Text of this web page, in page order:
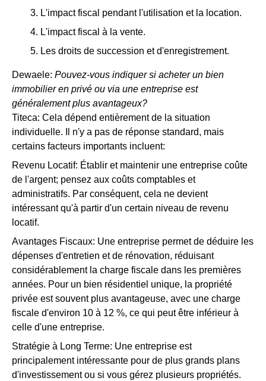
L'impact fiscal pendant l'utilisation et la location.
L'impact fiscal à la vente.
Les droits de succession et d'enregistrement.
Dewaele: Pouvez-vous indiquer si acheter un bien
immobilier en privé ou via une entreprise est
généralement plus avantageux?
Titeca: Cela dépend entièrement de la situation
individuelle. Il n'y a pas de réponse standard, mais
certains facteurs importants incluent:
Revenu Locatif: Établir et maintenir une entreprise coûte
de l'argent; pensez aux coûts comptables et
administratifs. Par conséquent, cela ne devient
intéressant qu'à partir d'un certain niveau de revenu
locatif.
Avantages Fiscaux: Une entreprise permet de déduire les
dépenses d'entretien et de rénovation, réduisant
considérablement la charge fiscale dans les premières
années. Pour un bien résidentiel unique, la propriété
privée est souvent plus avantageuse, avec une charge
fiscale d'environ 10 à 12 %, ce qui peut être inférieur à
celle d'une entreprise.
Stratégie à Long Terme: Une entreprise est
principalement intéressante pour de plus grands plans
d'investissement ou si vous gérez plusieurs propriétés.